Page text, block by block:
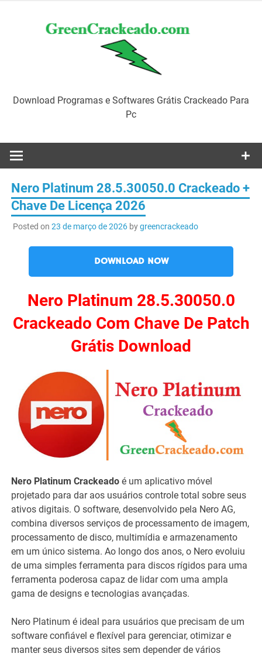
Download Programas e Softwares Grátis Crackeado Para
Pc
Nero Platinum 28.5.30050.0 Crackeado +
Chave De Licença 2026
Posted on 23 de março de 2026bygreencrackeado
DOWNLOAD NOW
Nero Platinum 28.5.30050.0
Crackeado Com Chave De Patch
Grátis Download
Nero Platinum Crackeado é um aplicativo móvel
projetado para dar aos usuários controle total sobre seus
ativos digitais. O software, desenvolvido pela Nero AG,
combina diversos serviços de processamento de imagem,
processamento de disco, multimídia e armazenamento
em um único sistema. Ao longo dos anos, o Nero evoluiu
de uma simples ferramenta para discos rígidos para uma
ferramenta poderosa capaz de lidar com uma ampla
gama de designs e tecnologias avançadas.
Nero Platinum é ideal para usuários que precisam de um
software confiável e flexível para gerenciar, otimizar e
manter seus diversos sites sem depender de vários